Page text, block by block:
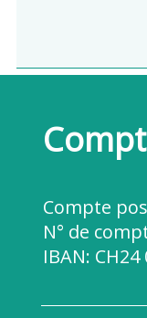
Compte
N° de
IBAN: CH24